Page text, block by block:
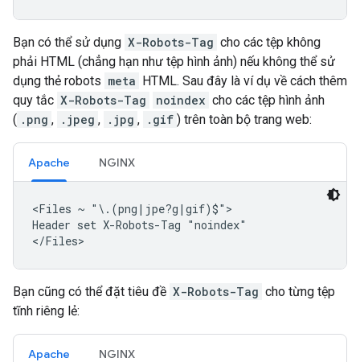
Bạn có thể sử dụng X-Robots-Tag cho các tệp không
phải HTML (chẳng hạn như tệp hình ảnh) nếu không thể sử
dụng thẻ robots meta HTML. Sau đây là ví dụ về cách thêm
quy tắc X-Robots-Tag noindex cho các tệp hình ảnh
( .png , .jpeg , .jpg , .gif ) trên toàn bộ trang web:
Apache NGINX
<Files ~ "\.(png|jpe?g|gif)$">
Header set X-Robots-Tag "noindex"
</Files>
Bạn cũng có thể đặt tiêu đề X-Robots-Tag cho từng tệp
tĩnh riêng lẻ:
Apache NGINX